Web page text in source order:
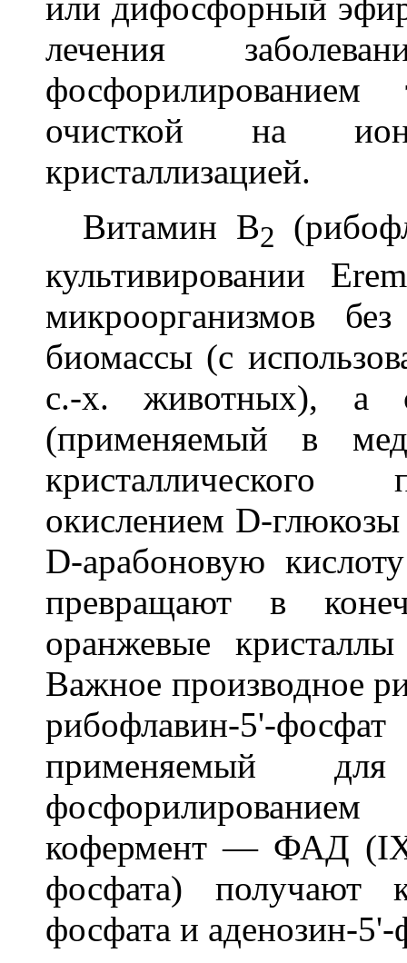
лечения
очисткой на
кристаллизацией.
Витамин В2
культивировании
микроорганизмов
биомассы (с
с.-х. животных), а
(применяемый в
кристаллического
окислением D-
D-apaбоновую
превращают в
оранжевые
Важное производное
рибофлавин-5'-
применяемый
кофермент — ФАД
фосфата) получают
фосфата и аденозин-5'-